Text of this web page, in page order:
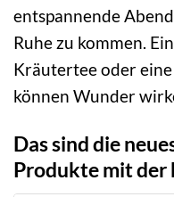
entspannende
Ruhe zu kommen.
Kräutertee oder
können Wunder
Das sind die
Produkte mit der